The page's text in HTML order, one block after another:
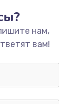
нам,
вам!